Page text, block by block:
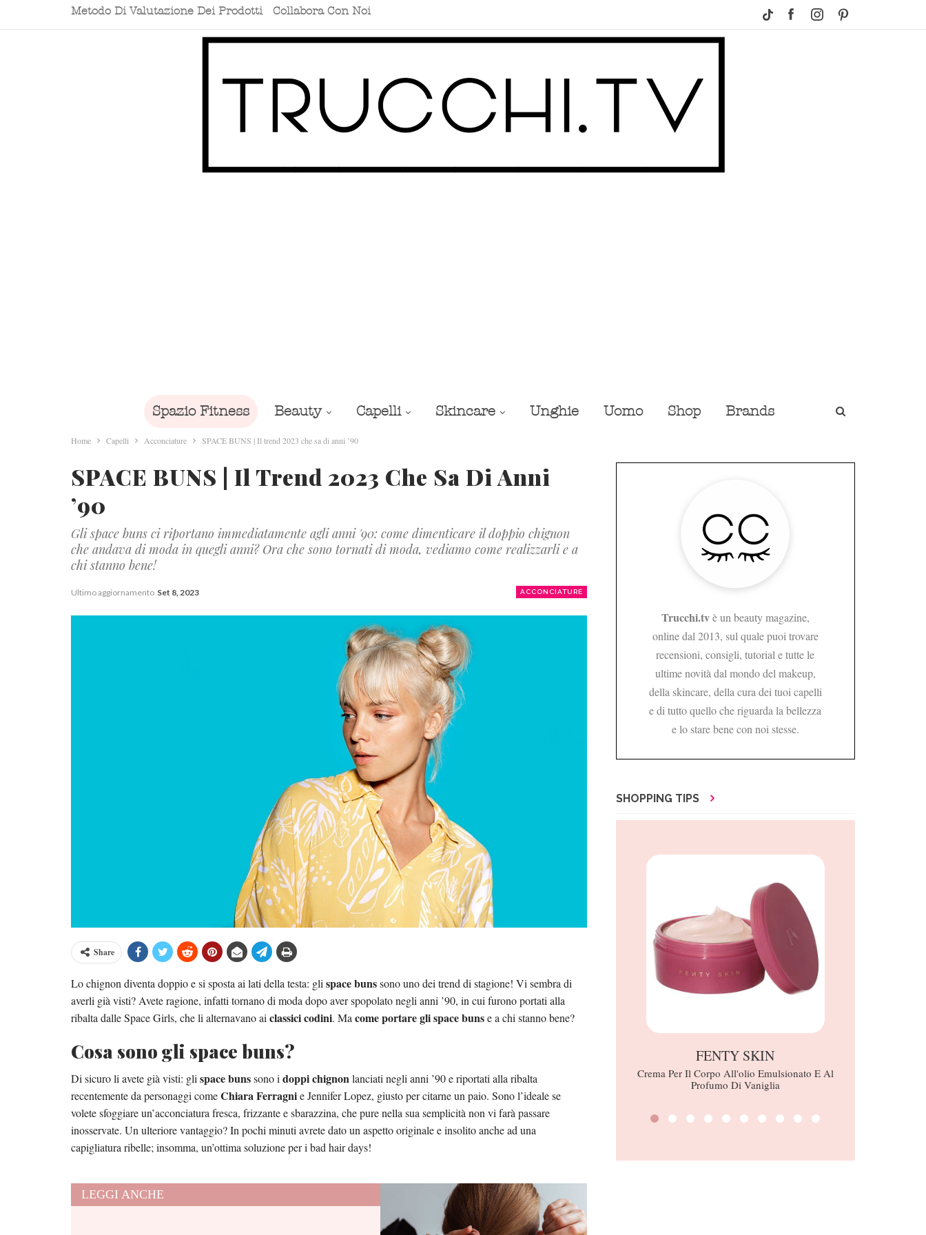
Metodo Di Valutazione Dei Prodotti Collabora Con Noi
Spazio Fitness Beauty Capelli Skincare Unghie Uomo Shop Brands
Home Capelli Acconciature SPACE BUNS | Il trend 2023 che sa di anni ’90
SPACE BUNS | Il Trend 2023 Che Sa Di Anni
’90
Gli space buns ci riportano immediatamente agli anni '90: come dimenticare il doppio chignon
che andava di moda in quegli anni? Ora che sono tornati di moda, vediamo come realizzarli e a
chi stanno bene!
ACCONCIATURE
Ultimo aggiornamento Set 8, 2023
Share
Lo chignon diventa doppio e si sposta ai lati della testa: glispace bunssono uno dei trend di stagione! Vi sembra di
averli già visti? Avete ragione, infatti tornano di moda dopo aver spopolato negli anni ’90, in cui furono portati alla
ribalta dalle Space Girls, che li alternavano aiclassici codini. Macome portare gli space bunse a chi stanno bene?
Cosa sono gli space buns?
Di sicuro li avete già visti: glispace bunssono idoppi chignonlanciati negli anni ’90 e riportati alla ribalta
recentemente da personaggi comeChiara Ferragnie Jennifer Lopez, giusto per citarne un paio. Sono l’ideale se
volete sfoggiare un’acconciatura fresca, frizzante e sbarazzina, che pure nella sua semplicità non vi farà passare
inosservate. Un ulteriore vantaggio? In pochi minuti avrete dato un aspetto originale e insolito anche ad una
capigliatura ribelle; insomma, un’ottima soluzione per i bad hair days!
LEGGI ANCHE
Trucchi.tvè un beauty magazine,
online dal 2013, sul quale puoi trovare
recensioni, consigli, tutorial e tutte le
ultime novità dal mondo del makeup,
della skincare, della cura dei tuoi capelli
e di tutto quello che riguarda la bellezza
e lo stare bene con noi stesse.
SHOPPING TIPS
FENTY SKIN
Crema Per Il Corpo All'olio Emulsionato E Al
Profumo Di Vaniglia